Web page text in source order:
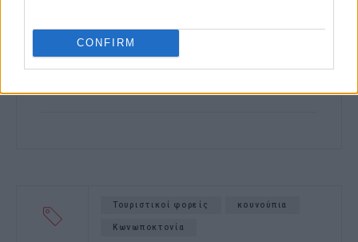
CONFIRM
Τουριστικοί φορείς κουνούπια
Κωνωποκτονία